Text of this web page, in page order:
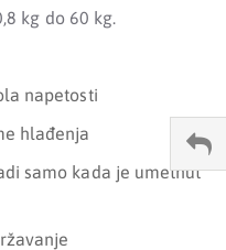
kg do 60 kg.
napetosti
hlađenja
samo kada je umetnut